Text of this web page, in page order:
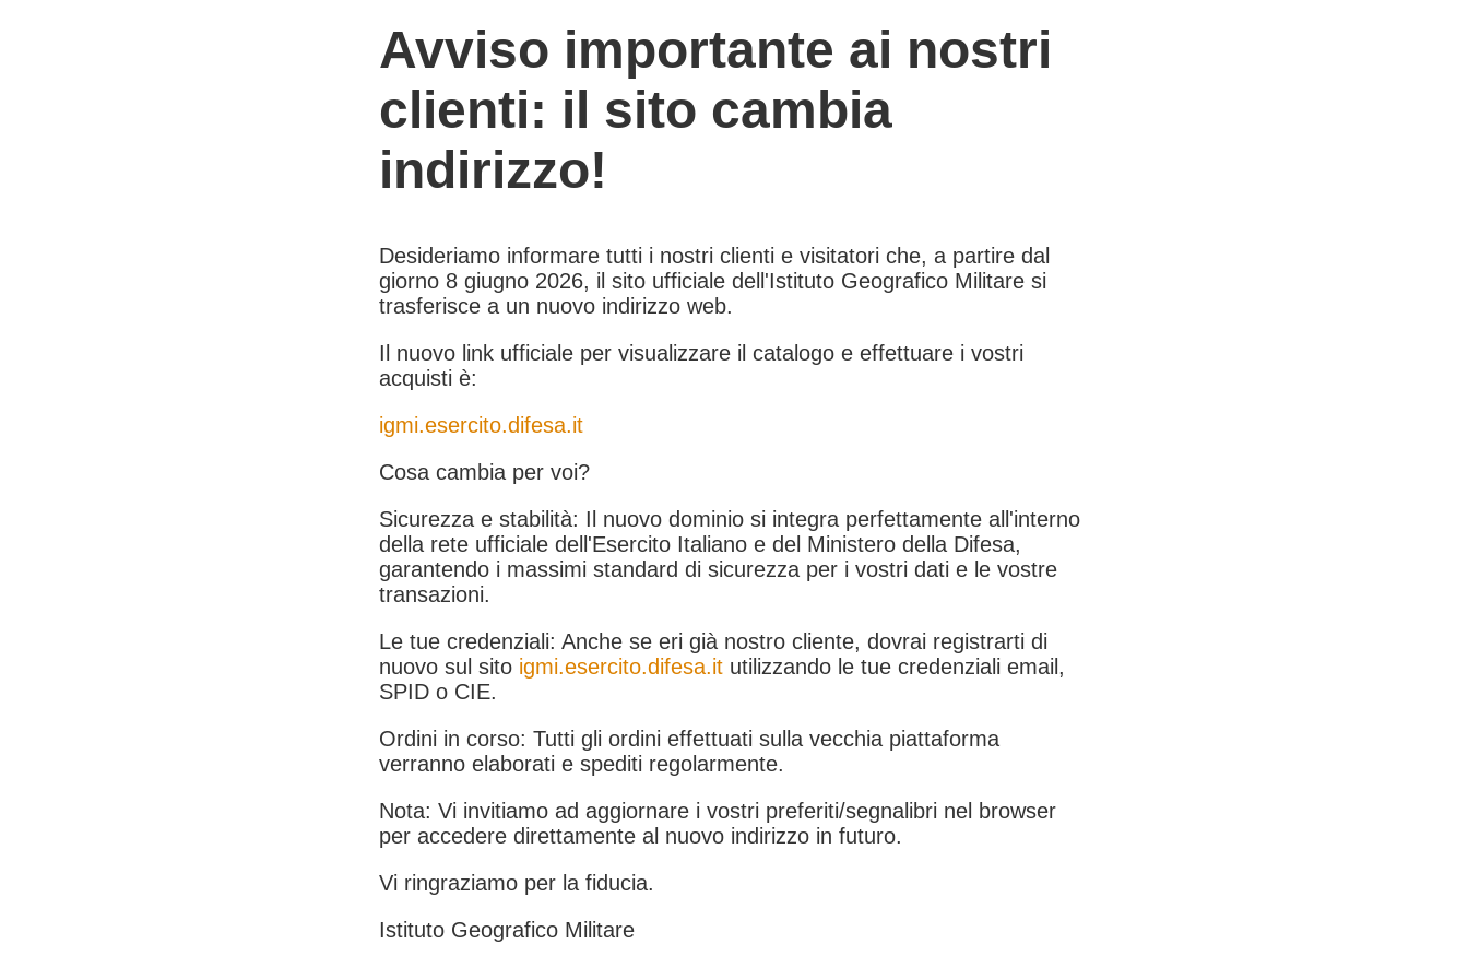
Avviso importante ai nostri
clienti: il sito cambia
indirizzo!
Desideriamo informare tutti i nostri clienti e visitatori che, a partire dal
giorno 8 giugno 2026, il sito ufficiale dell'Istituto Geografico Militare si
trasferisce a un nuovo indirizzo web.
Il nuovo link ufficiale per visualizzare il catalogo e effettuare i vostri
acquisti è:
igmi.esercito.difesa.it
Cosa cambia per voi?
Sicurezza e stabilità: Il nuovo dominio si integra perfettamente all'interno
della rete ufficiale dell'Esercito Italiano e del Ministero della Difesa,
garantendo i massimi standard di sicurezza per i vostri dati e le vostre
transazioni.
Le tue credenziali: Anche se eri già nostro cliente, dovrai registrarti di
nuovo sul sito igmi.esercito.difesa.it utilizzando le tue credenziali email,
SPID o CIE.
Ordini in corso: Tutti gli ordini effettuati sulla vecchia piattaforma
verranno elaborati e spediti regolarmente.
Nota: Vi invitiamo ad aggiornare i vostri preferiti/segnalibri nel browser
per accedere direttamente al nuovo indirizzo in futuro.
Vi ringraziamo per la fiducia.
Istituto Geografico Militare